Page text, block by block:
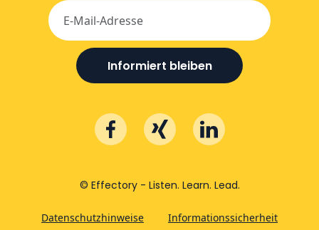
Informiert bleiben
© Effectory - Listen. Learn. Lead.
Datenschutzhinweise
Informationssicherheit